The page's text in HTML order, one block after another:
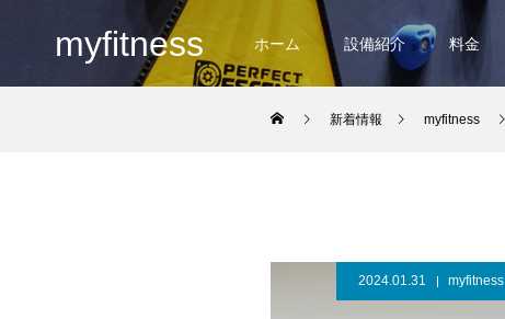
myfitness ホーム 設備紹介 料金
新着情報 myfitness
2024.01.31 myfitness